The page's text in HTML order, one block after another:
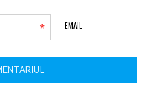
EMAIL
*